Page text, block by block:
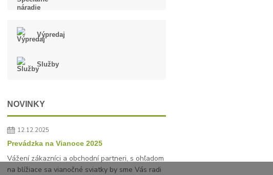
Výpredaj
Služby
NOVINKY
12.12.2025
Prevádzka na Vianoce 2025
Vážení zákazníci a obchodní partneri, s ohľadom
na blížiace sa vianočné sviatky by sme Vás radi